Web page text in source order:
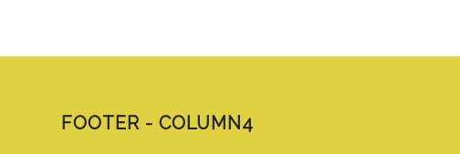
FOOTER - COLUMN4